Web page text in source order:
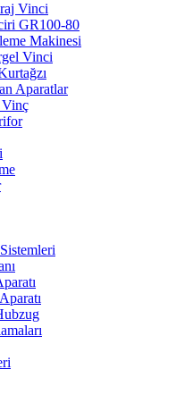
Vinci
GR100-80
Makinesi
Vinci
Aparatlar
Vinç